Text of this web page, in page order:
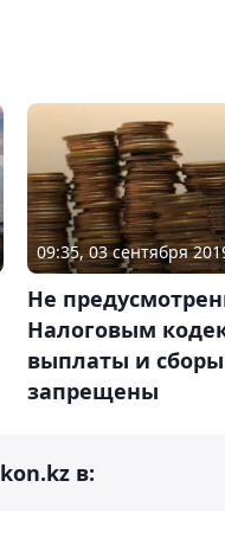
09:35, 03 сентября
Не
Налоговым
выплаты и сборы
запрещены
в: